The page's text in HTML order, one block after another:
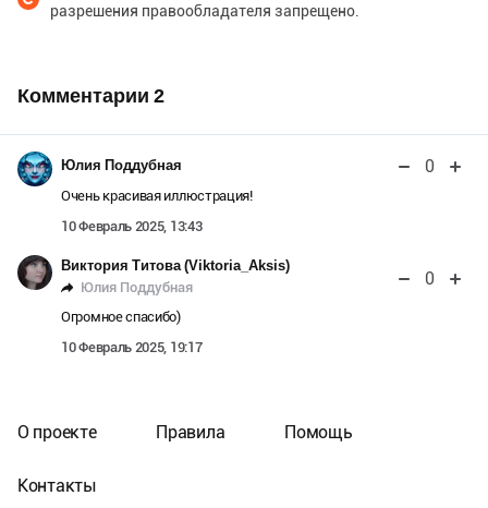
разрешения правообладателя запрещено.
Комментарии 2
Юлия Поддубная 0
Очень красивая иллюстрация!
10 Февраль 2025, 13:43
Виктория Титова (Viktoria_Aksis)
Юлия Поддубная
0
Огромное спасибо)
10 Февраль 2025, 19:17
О проекте Правила Помощь
Контакты